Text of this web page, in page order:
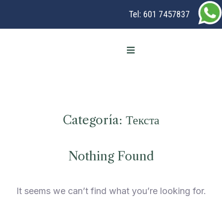
Tel: 601 7457837
Categoría: Текста
Nothing Found
It seems we can’t find what you’re looking for.